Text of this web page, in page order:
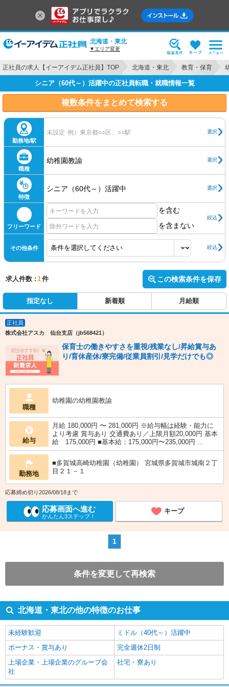
北海道・東北
▼エリア変更
正社員の求人【イーアイデム正社員】TOP 北海道・東北 教育・保育
シニア（60代～）活躍中の正社員転職・就職情報一覧
複数条件をまとめて検索する
勤務地/駅
未設定 例）東京都○○区、○○駅 選択
職種
幼稚園教諭 選択
特徴
シニア（60代～）活躍中 選択
フリーワード
を含む
を含まない
絞込
その他条件 絞込
求人件数 : 1件 この検索条件を保存
指定なし 新着順 月給順
正社員
株式会社アスカ 仙台支店（jb568421）
保育士の働きやすさを重視/残業なし/昇給賞与あ
り/育休産休/寮完備/従業員割引/見学だけでも◎
職種
幼稚園の幼稚園教諭
給与
月給 180,000円 〜 281,000円 ※給与幅は経験・能力に
より考慮 賞与あり 交通費あり／上限月額20,000円 基本
給 175,000円 ■基本給：175,000円〜235,000円 ...
勤務地
■多賀城高崎幼稚園（幼稚園） 宮城県多賀城市城南２丁
目２１－１
応募締め切り2026/08/18まで
応募画面へ進む
かんたん3ステップ！
キープ
1
条件を変更して再検索
北海道・東北の他の特徴のお仕事
未経験歓迎
ミドル（40代～）活躍中
ボーナス・賞与あり
完全週休2日制
上場企業・上場企業のグループ会
社
社宅・寮あり